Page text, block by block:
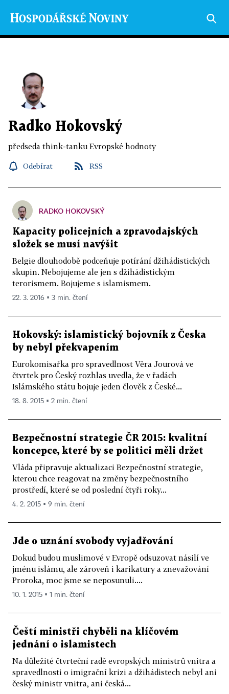
Radko Hokovský
předseda think-tanku Evropské hodnoty
Odebírat RSS
RADKO HOKOVSKÝ
Kapacity policejních a zpravodajských
složek se musí navýšit
Belgie dlouhodobě podceňuje potírání džihádistických
skupin. Nebojujeme ale jen s džihádistickým
terorismem. Bojujeme s islamismem.
22. 3. 2016 ▪ 3 min. čtení
Hokovský: islamistický bojovník z Česka
by nebyl překvapením
Eurokomisařka pro spravedlnost Věra Jourová ve
čtvrtek pro Český rozhlas uvedla, že v řadách
Islámského státu bojuje jeden člověk z České...
18. 8. 2015 ▪ 2 min. čtení
Bezpečnostní strategie ČR 2015: kvalitní
koncepce, které by se politici měli držet
Vláda připravuje aktualizaci Bezpečnostní strategie,
kterou chce reagovat na změny bezpečnostního
prostředí, které se od poslední čtyři roky...
4. 2. 2015 ▪ 9 min. čtení
Jde o uznání svobody vyjadřování
Dokud budou muslimové v Evropě odsuzovat násilí ve
jménu islámu, ale zároveň i karikatury a znevažování
Proroka, moc jsme se neposunuli....
10. 1. 2015 ▪ 1 min. čtení
Čeští ministři chyběli na klíčovém
jednání o islamistech
Na důležité čtvrteční radě evropských ministrů vnitra a
spravedlnosti o imigrační krizi a džihádistech nebyl ani
český ministr vnitra, ani česká...